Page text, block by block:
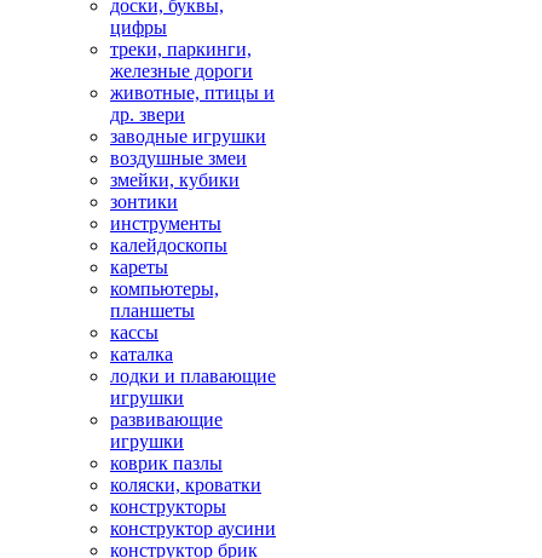
доски, буквы,
цифры
треки, паркинги,
железные дороги
животные, птицы и
др. звери
заводные игрушки
воздушные змеи
змейки, кубики
зонтики
инструменты
калейдоскопы
кареты
компьютеры,
планшеты
кассы
каталка
лодки и плавающие
игрушки
развивающие
игрушки
коврик пазлы
коляски, кроватки
конструкторы
конструктор аусини
конструктор брик